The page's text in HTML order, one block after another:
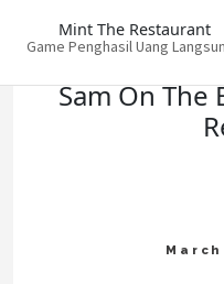
Mint The Restaurant
Game Penghasil Uang
Sam On The